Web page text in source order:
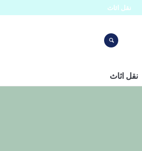
نقل اثاث
نقل اثاث